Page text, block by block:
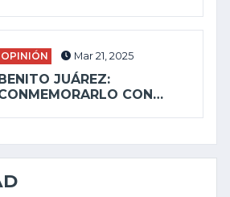
OPINIÓN Mar 21, 2025
JUÁREZ:
CON…